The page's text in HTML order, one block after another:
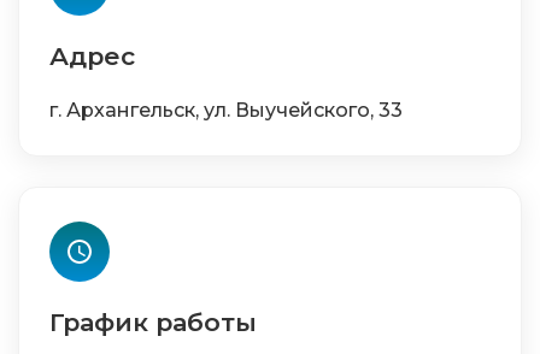
Адрес
г. Архангельск, ул. Выучейского, 33
График работы